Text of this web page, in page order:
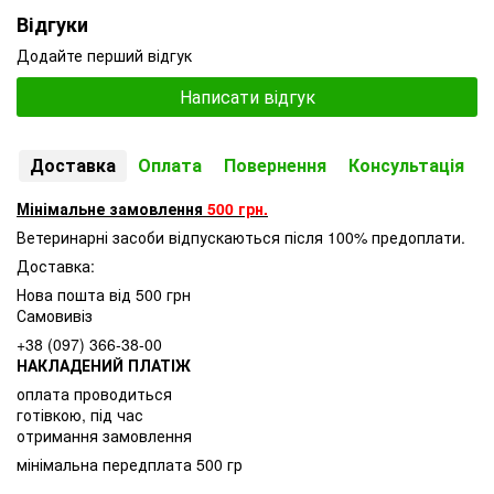
Відгуки
Додайте перший відгук
Написати відгук
Доставка Оплата Повернення Консультація
Мінімальне замовлення 500 грн.
Ветеринарні засоби відпускаються після 100% предоплати.
Доставка:
Нова пошта від 500 грн
Самовивіз
+38 (097) 366-38-00
НАКЛАДЕНИЙ ПЛАТІЖ
оплата проводиться
готівкою, під час
отримання замовлення
мінімальна передплата 500 гр